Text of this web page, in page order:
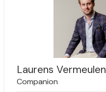
Laurens Vermeulen
Companion